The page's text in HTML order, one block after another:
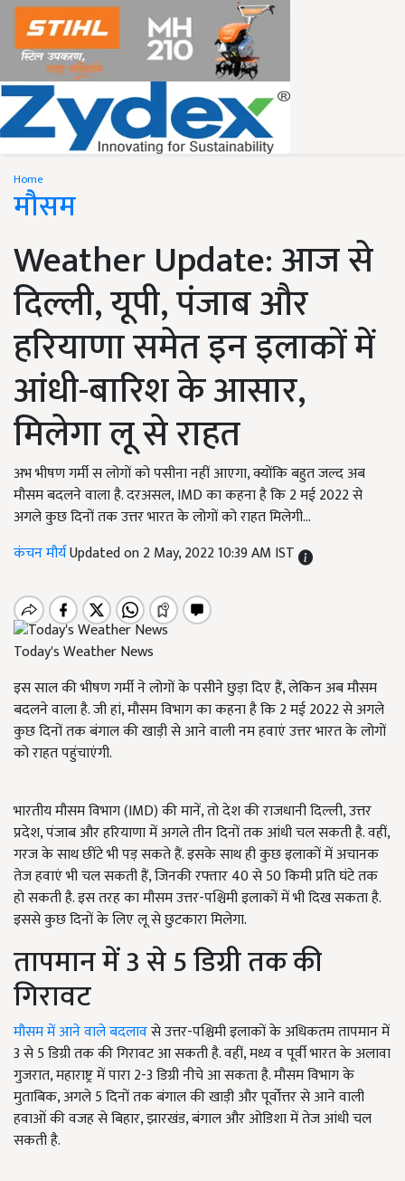
Home
मौसम
Weather Update: आज से
दिल्ली, यूपी, पंजाब और
हरियाणा समेत इन इलाकों में
आंधी-बारिश के आसार,
मिलेगा लू से राहत
अभ भीषण गर्मी स लोगों को पसीना नहीं आएगा, क्योंकि बहुत जल्द अब
मौसम बदलने वाला है. दरअसल, IMD का कहना है कि 2 मई 2022 से
अगले कुछ दिनों तक उत्तर भारत के लोगों को राहत मिलेगी...
कंचन मौर्यUpdated on 2 May, 2022 10:39 AM IST
Today's Weather News
इस साल की भीषण गर्मी ने लोगों के पसीने छुड़ा दिए हैं, लेकिन अब मौसम
बदलने वाला है. जी हां, मौसम विभाग का कहना है कि 2 मई 2022 से अगले
कुछ दिनों तक बंगाल की खाड़ी से आने वाली नम हवाएं उत्तर भारत के लोगों
को राहत पहुंचाएंगी.
भारतीय मौसम विभाग (IMD) की मानें, तो देश की राजधानी दिल्ली, उत्तर
प्रदेश, पंजाब और हरियाणा में अगले तीन दिनों तक आंधी चल सकती है. वहीं,
गरज के साथ छींटे भी पड़ सकते हैं. इसके साथ ही कुछ इलाकों में अचानक
तेज हवाएं भी चल सकती हैं, जिनकी रफ्तार 40 से 50 किमी प्रति घंटे तक
हो सकती है. इस तरह का मौसम उत्तर-पश्चिमी इलाकों में भी दिख सकता है.
इससे कुछ दिनों के लिए लू से छुटकारा मिलेगा.
तापमान में 3 से 5 डिग्री तक की
गिरावट
मौसम में आने वाले बदलावसे उत्तर-पश्चिमी इलाकों के अधिकतम तापमान में
3 से 5 डिग्री तक की गिरावट आ सकती है. वहीं, मध्य व पूर्वी भारत के अलावा
गुजरात, महाराष्ट्र में पारा 2-3 डिग्री नीचे आ सकता है. मौसम विभाग के
मुताबिक, अगले 5 दिनों तक बंगाल की खाड़ी और पूर्वोत्तर से आने वाली
हवाओं की वजह से बिहार, झारखंड, बंगाल और ओडिशा में तेज आंधी चल
सकती है.